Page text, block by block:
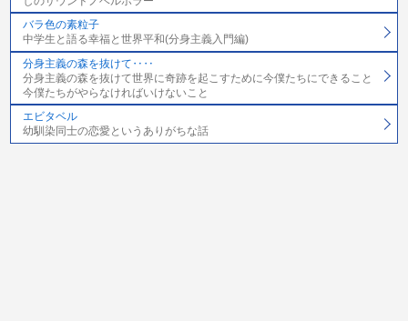
バラ色の素粒子
中学生と語る幸福と世界平和(分身主義入門編)
分身主義の森を抜けて‥‥
分身主義の森を抜けて世界に奇跡を起こすために今僕たちにできること
今僕たちがやらなければいけないこと
エビタベル
幼馴染同士の恋愛というありがちな話